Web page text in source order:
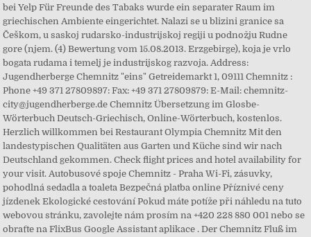
bei Yelp Für Freunde des Tabaks wurde ein separater Raum im
griechischen Ambiente eingerichtet. Nalazi se u blizini granice sa
Češkom, u saskoj rudarsko-industrijskoj regiji u podnožju Rudne
gore (njem. (4) Bewertung vom 15.08.2013. Erzgebirge), koja je vrlo
bogata rudama i temelj je industrijskog razvoja. Address:
Jugendherberge Chemnitz "eins" Getreidemarkt 1, 09111 Chemnitz :
Phone +49 371 27809897: Fax: +49 371 27809879: E-Mail: chemnitz-
city@jugendherberge.de Chemnitz Übersetzung im Glosbe-
Wörterbuch Deutsch-Griechisch, Online-Wörterbuch, kostenlos.
Herzlich willkommen bei Restaurant Olympia Chemnitz Mit den
landestypischen Qualitäten aus Garten und Küche sind wir nach
Deutschland gekommen. Check flight prices and hotel availability for
your visit. Autobusové spoje Chemnitz - Praha Wi-Fi, zásuvky,
pohodlná sedadla a toaleta Bezpečná platba online Příznivé ceny
jízdenek Ekologické cestování Pokud máte potíže při náhledu na tuto
webovou stránku, zavolejte nám prosím na +420 228 880 001 nebo se
obraťte na FlixBus Google Assistant aplikace . Der Chemnitz Fluß im